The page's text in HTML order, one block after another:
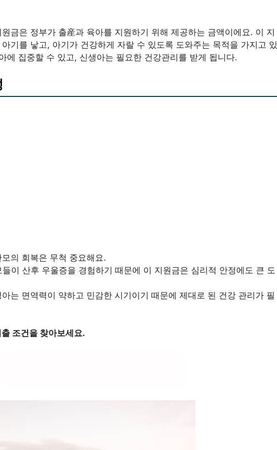
금은 정부가 출産과 육아를 지원하기 위해 제공하는 금액이에요. 이 지
기를 낳고, 아기가 건강하게 자랄 수 있도록 도와주는 목적을 가지고 있
에 집중할 수 있고, 신생아는 필요한 건강관리를 받게 됩니다.
의 회복은 무척 중요해요.
들이 산후 우울증을 경험하기 때문에 이 지원금은 심리적 안정에도 큰 도
아는 면역력이 약하고 민감한 시기이기 때문에 제대로 된 건강 관리가 필
조건을 찾아보세요.